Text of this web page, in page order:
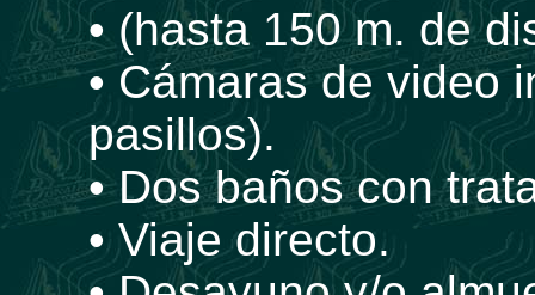
• (hasta 150 m. de
• Cámaras de video
pasillos).
• Dos baños con
• Viaje directo.